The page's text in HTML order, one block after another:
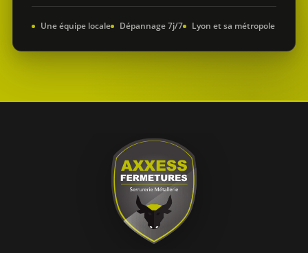
Une équipe locale Dépannage 7j/7 Lyon et sa métropole